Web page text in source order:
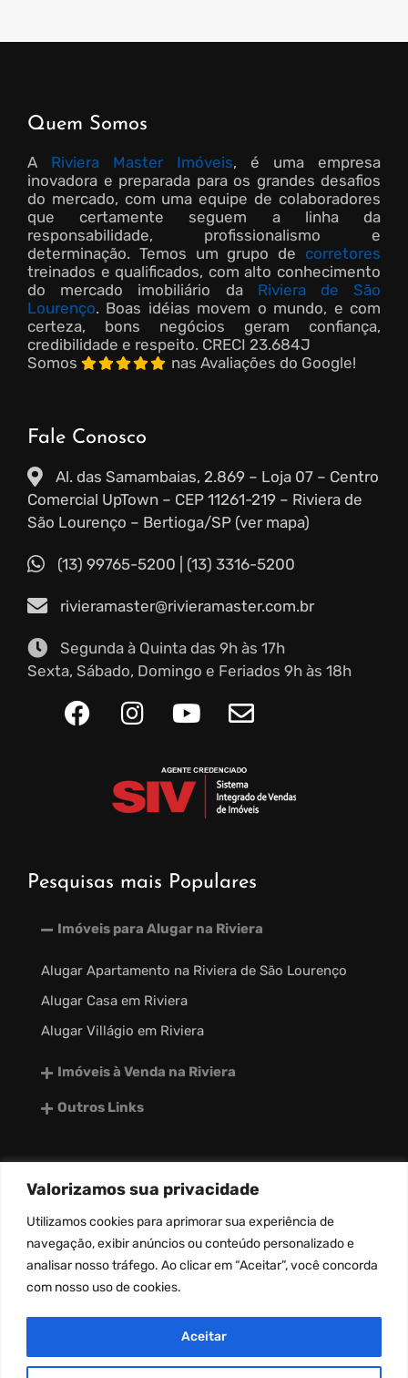
Valorizamos sua privacidade
Utilizamoscookies para aprimorar sua experiência de
navegação, exibir anúncios ou conteúdo personalizado e
analisar nosso tráfego. Ao clicar em “Aceitar”, você concorda
com nosso uso decookies.
Aceitar
Quem Somos
A Riviera Master Imóveis, é uma empresa
inovadora e preparada para os grandes desafios
do mercado, com uma equipe de colaboradores
que certamente seguem a linha da
responsabilidade, profissionalismo e
determinação. Temos um grupo de corretores
treinados e qualificados, com alto conhecimento
do mercado imobiliário da Riviera de São
Lourenço. Boas idéias movem o mundo, e com
certeza, bons negócios geram confiança,
credibilidade e respeito. CRECI 23.684J
Somos
nas Avaliações do Google!
Fale Conosco
Al. das Samambaias, 2.869 – Loja 07 – Centro
Comercial UpTown – CEP 11261-219 – Riviera de
São Lourenço – Bertioga/SP (ver mapa)
(13) 99765-5200 (13) 3316-5200
rivieramaster@rivieramaster.com.br
Segunda à Quinta das 9h às 17h
Sexta, Sábado, Domingo e Feriados 9h às 18h
Pesquisas mais Populares
Imóveis para Alugar na Riviera
Alugar Apartamento na Riviera de São Lourenço
Alugar Casa em Riviera
Alugar Villágio em Riviera
Imóveis à Venda na Riviera
Outros Links
desenvolvido por: